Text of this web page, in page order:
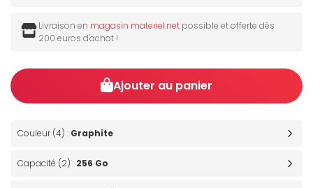
Livraison en magasin materiel.net possible et offerte dès
200 euros d'achat !
Ajouter au panier
Couleur (4) : Graphite
Capacité (2) : 256 Go